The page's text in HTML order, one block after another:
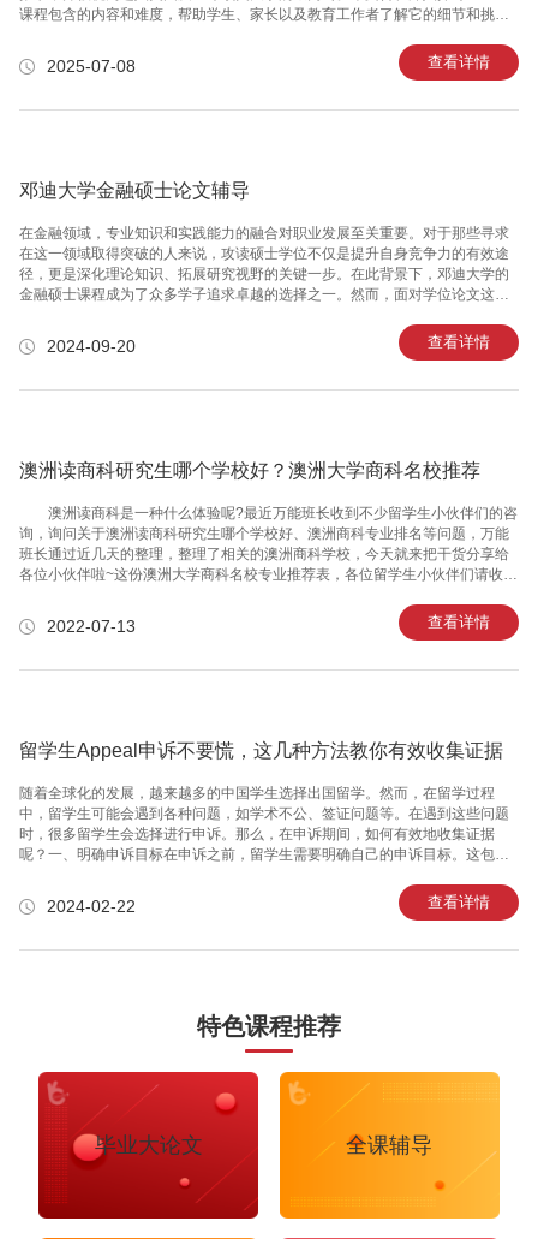
课程包含的内容和难度，帮助学生、家长以及教育工作者了解它的细节和挑
Form）或学校的第六形级部进行，学生年龄一般在16到18岁之间。课程通常持
续两年，第一年为AS级（Advanced Subsidiary Level），第二年为A2级。学
2025-07-08 查看详情
邓迪大学金融硕士论文辅导
在金融领域，专业知识和实践能力的融合对职业发展至关重要。对于那些寻求
在这一领域取得突破的人来说，攻读硕士学位不仅是提升自身竞争力的有效途
径，更是深化理论知识、拓展研究视野的关键一步。在此背景下，邓迪大学的
金融硕士课程成为了众多学子追求卓越的选择之一。然而，面对学位论文这一
能班长对于邓迪大学金融硕士论文辅导的重要性、服务内容以及如何有效利用
这些资源来优化学习过程和研究成果。一、理解论文辅导的必要性撰写金融硕
2024-09-20 查看详情
澳洲读商科研究生哪个学校好？澳洲大学商科名校推荐
澳洲读商科是一种什么体验呢?最近万能班长收到不少留学生小伙伴们的咨
询，询问关于澳洲读商科研究生哪个学校好、澳洲商科专业排名等问题，万能
班长通过近几天的整理，整理了相关的澳洲商科学校，今天就来把干货分享给
各位小伙伴啦~这份澳洲大学商科名校专业推荐表，各位留学生小伙伴们请收好
同，但大致可以分为以下几类： 1. 澳洲读商科哪个学校好之专业升级打怪
类：会计、金融、精算。 这三个专业都属于标准化，有明确的的晋升
2022-07-13 查看详情
留学生Appeal申诉不要慌，这几种方法教你有效收集证据
随着全球化的发展，越来越多的中国学生选择出国留学。然而，在留学过程
中，留学生可能会遇到各种问题，如学术不公、签证问题等。在遇到这些问题
时，很多留学生会选择进行申诉。那么，在申诉期间，如何有效地收集证据
呢？一、明确申诉目标在申诉之前，留学生需要明确自己的申诉目标。这包括
标，才能更有针对性地收集证据。二、了解相关法律法规在申诉过程中，留学
生需要了解相关的法律法规。这包括学校的规章制度、所在国家的法律法规以
2024-02-22 查看详情
特色课程推荐
毕业大论文 全课辅导